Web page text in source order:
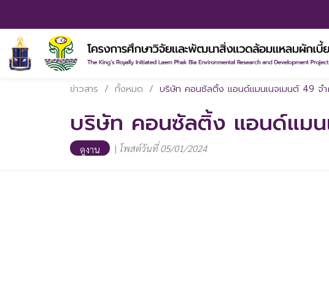
ข่าวสาร / ทั้งหมด / บริษัท คอนซัลติ้ง แอนด์แมนเนจเมนต์ 49 จํ
บริษัท คอนซัลติ้ง แอนด์แม
ดูงาน | โพสต์วันที่ 05/01/2024